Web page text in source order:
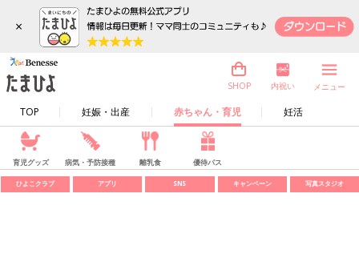
×
TOP 妊娠・出産 赤ちゃん・育児 妊活
SHOP 内祝い メニュー
育児グッズ 病気・予防接種 離乳食 優待パス
ひよこクラブ アプリ SNS キャンペーン 写真スタジオ